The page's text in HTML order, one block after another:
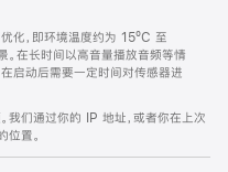
化，即环境温度约为 15ºC 至
在长时间以高音量播放音频等情
启动后需要一定时间对传感器进
我们通过你的 IP 地址，或者你在上次
置。